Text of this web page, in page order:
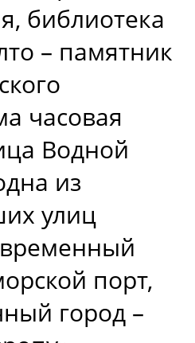
библиотека
– памятник
часовая
Водной
из
улиц
порт,
город –